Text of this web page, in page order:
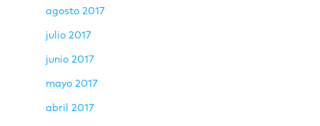
agosto 2017
julio 2017
junio 2017
mayo 2017
abril 2017